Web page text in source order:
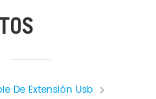
De Extensión Usb